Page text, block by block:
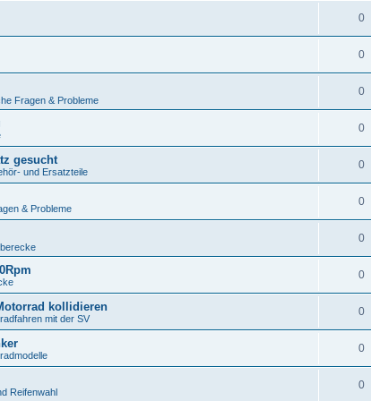
0
0
Fragen & Probleme
0
0
gesucht
und Ersatzteile
0
& Probleme
0
0
0
kollidieren
mit der SV
0
0
Reifenwahl
0